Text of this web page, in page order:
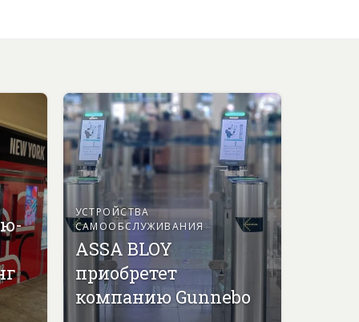
УСТРОЙСТВА
САМООБСЛУЖИВАНИЯ
ASSA BLOY
приобретет
компанию Gunnebo